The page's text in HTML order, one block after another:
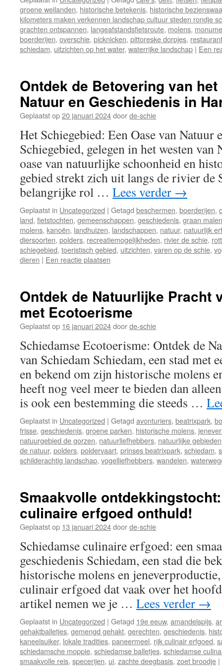
groene weilanden, historische betekenis, historische
kilometers maken verkennen landschap cultuur steden rondje
grachten ontspannen, langeafstandsfietsroute, molens,
boerderijen, overschie, picknicken, pittoreske dorpjes,
schiedam, uitzichten op het water, waterrijke landschap | Een
Ontdek de Betovering van
Natuur en Geschiedenis in
Geplaatst op20 januari 2024doorde-schie
Het Schiegebied: Een Oase van Natuur
Schiegebied, gelegen in het westen van
oase van natuurlijke schoonheid en
gebied strekt zich uit langs de rivier de
belangrijke rol … Lees verder →
Geplaatst in Uncategorized | Getagd beschermen, boerderijen,
land, fietstochten, gemeenschappen, geschiedenis, graan malen
molens, kanoën, landhuizen, landschappen, natuur, natuurlijk
diersoorten, polders, recreatiemogelijkheden, rivier de schie,
schiegebied, toeristisch gebied, uitzichten, varen op de schie,
dieren | Een reactie plaatsen
Ontdek de Natuurlijke Pracht
met Ecotoerisme
Geplaatst op 16 januari 2024doorde-schie
Schiedamse Ecotoerisme: Ontdek de
van Schiedam Schiedam, een stad met
en bekend om zijn historische molens
heeft nog veel meer te bieden dan
is ook een bestemming die steeds …
Geplaatst in Uncategorized | Getagd avonturiers, beatrixpark,
frisse, geschiedenis, groene parken, historische molens,
natuurgebied de gorzen, natuurliefhebbers, natuurlijke gebieden
de natuur, polders, poldervaart, prinses beatrixpark, schiedam,
schilderachtig landschap, vogelliefhebbers, wandelen,
Smaakvolle
culinaire erfgoed onthuld!
Geplaatst op 13 januari 2024doorde-schie
Schiedamse culinaire erfgoed: een
geschiedenis Schiedam, een stad die
historische molens en
culinair erfgoed dat vaak over het
artikel nemen we je … Lees verder →
Geplaatst in Uncategorized | Getagd 19e eeuw, amandelspijs,
gehaktballetjes, gemengd gehakt, gerechten, geschiedenis,
kaneelsuiker, lokale tradities, paneermeel, rijk culinair erfgoed,
schiedamsche moppie, schiedamse balletjes, schiedamse
smaakvolle reis, specerijen, ui, zachte deegbasis, zoet broodje |